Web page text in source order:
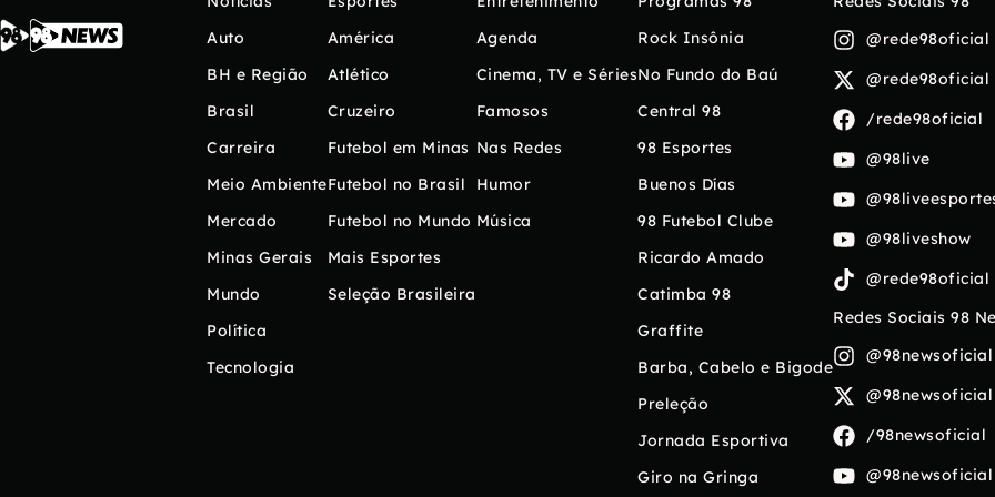
Auto
BH e Região
Brasil
Carreira
Meio Ambiente
Mercado
Minas Gerais
Mundo
Política
Tecnologia
América
Atlético
Cruzeiro
Futebol em Minas
Futebol no Brasil
Futebol no Mundo
Mais Esportes
Seleção Brasileira
Agenda
Cinema, TV e Séries
Famosos
Nas Redes
Humor
Música
Rock Insônia
No Fundo do Baú
Central 98
98 Esportes
Buenos Días
98 Futebol Clube
Ricardo Amado
Catimba 98
Graffite
Barba, Cabelo e Bigode
Preleção
Jornada Esportiva
Giro na Gringa
@rede98oficial
@rede98oficial
/rede98oficial
@98live
@98liveshow
@rede98oficial
Redes Sociais 98
@98newsoficial
@98newsoficial
/98newsoficial
@98newsoficial